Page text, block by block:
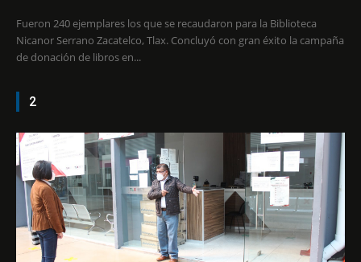
Fueron 240 ejemplares los que se recaudaron para la Biblioteca
Nicanor Serrano Zacatelco, Tlax. Concluyó con gran éxito la campaña
de donación de libros en...
2